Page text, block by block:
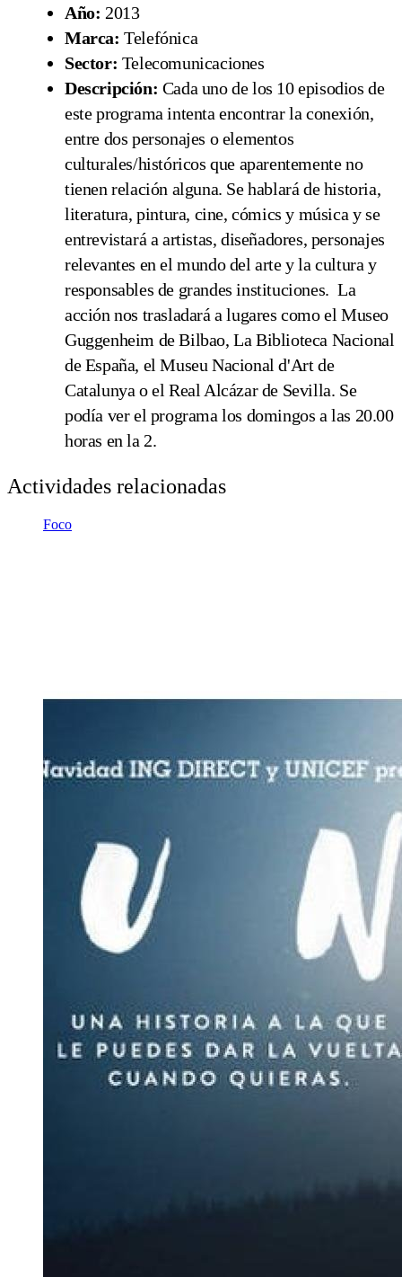
Año: 2013
Marca:Telefónica
Sector: Telecomunicaciones
Descripción: Cada uno de los 10 episodios de
este programa intenta encontrar la conexión,
entre dos personajes o elementos
culturales/históricos que aparentemente no
tienen relación alguna. Se hablará de historia,
literatura, pintura, cine, cómics y música y se
entrevistará a artistas, diseñadores, personajes
relevantes en el mundo del arte y la cultura y
responsables de grandes instituciones. La
acción nos trasladará a lugares como el Museo
Guggenheim de Bilbao, La Biblioteca Nacional
de España, el Museu Nacional d'Art de
Catalunya o el Real Alcázar de Sevilla. Se
podía ver el programa los domingos a las 20.00
horas en la 2.
Actividades relacionadas
Foco